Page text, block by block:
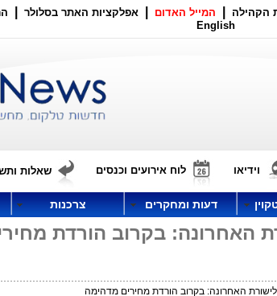
הקהילה המייל האדום אפלקציות האתר בסלולר
English
וידיאו לוח אירועים וכנסים שאלות
דעות ומחקרים צרכנות
האחרונה: בקרוב הורדת
האחרונה: בקרוב הורדת מחירים מדהימה